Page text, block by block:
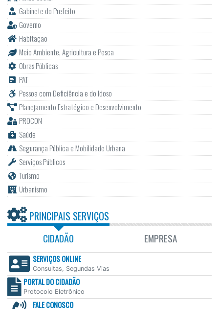
Gabinete do Prefeito
Governo
Habitação
Meio Ambiente, Agricultura e Pesca
Obras Públicas
PAT
Pessoa com Deficiência e do Idoso
Planejamento Estratégico e Desenvolvimento
PROCON
Saúde
Segurança Pública e Mobilidade Urbana
Serviços Públicos
Turismo
Urbanismo
PRINCIPAIS SERVIÇOS
CIDADÃO EMPRESA
SERVIÇOS ONLINE
Consultas, Segundas Vias
PORTAL DO CIDADÃO
Protocolo Eletrônico
FALE CONOSCO